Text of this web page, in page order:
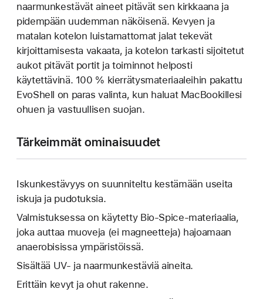
naarmunkestävät aineet pitävät sen kirkkaana ja
pidempään uudemman näköisenä. Kevyen ja
matalan kotelon luistamattomat jalat tekevät
kirjoittamisesta vakaata, ja kotelon tarkasti sijoitetut
aukot pitävät portit ja toiminnot helposti
käytettävinä. 100 % kierrätysmateriaaleihin pakattu
EvoShell on paras valinta, kun haluat MacBookillesi
ohuen ja vastuullisen suojan.
Tärkeimmät ominaisuudet
Iskunkestävyys on suunniteltu kestämään useita
iskuja ja pudotuksia.
Valmistuksessa on käytetty Bio-Spice-materiaalia,
joka auttaa muoveja (ei magneetteja) hajoamaan
anaerobisissa ympäristöissä.
Sisältää UV- ja naarmunkestäviä aineita.
Erittäin kevyt ja ohut rakenne.